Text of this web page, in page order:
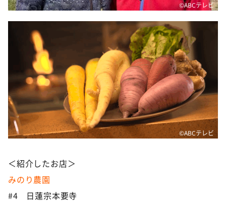
©ABCテレビ
©ABCテレビ
＜紹介したお店＞
みのり農園
#4 日蓮宗本要寺